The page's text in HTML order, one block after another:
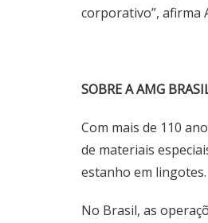
corporativo”, afirma
SOBRE A AMG
Com mais de 110
de materiais
estanho em lingotes.
No Brasil, as